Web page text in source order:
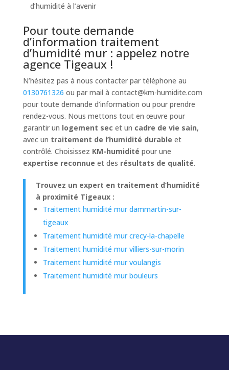
d’humidité à l’avenir
Pour toute demande
d’information traitement
d’humidité mur : appelez notre
agence Tigeaux !
N’hésitez pas à nous contacter par téléphone au
0130761326 ou par mail à contact@km-humidite.com
pour toute demande d’information ou pour prendre
rendez-vous. Nous mettons tout en œuvre pour
garantir un logement sec et un cadre de vie sain,
avec un traitement de l’humidité durable et
contrôlé. Choisissez KM-humidité pour une
expertise reconnue et des résultats de qualité.
Trouvez un expert en traitement d’humidité
à proximité Tigeaux :
Traitement humidité mur dammartin-sur-
tigeaux
Traitement humidité mur crecy-la-chapelle
Traitement humidité mur villiers-sur-morin
Traitement humidité mur voulangis
Traitement humidité mur bouleurs